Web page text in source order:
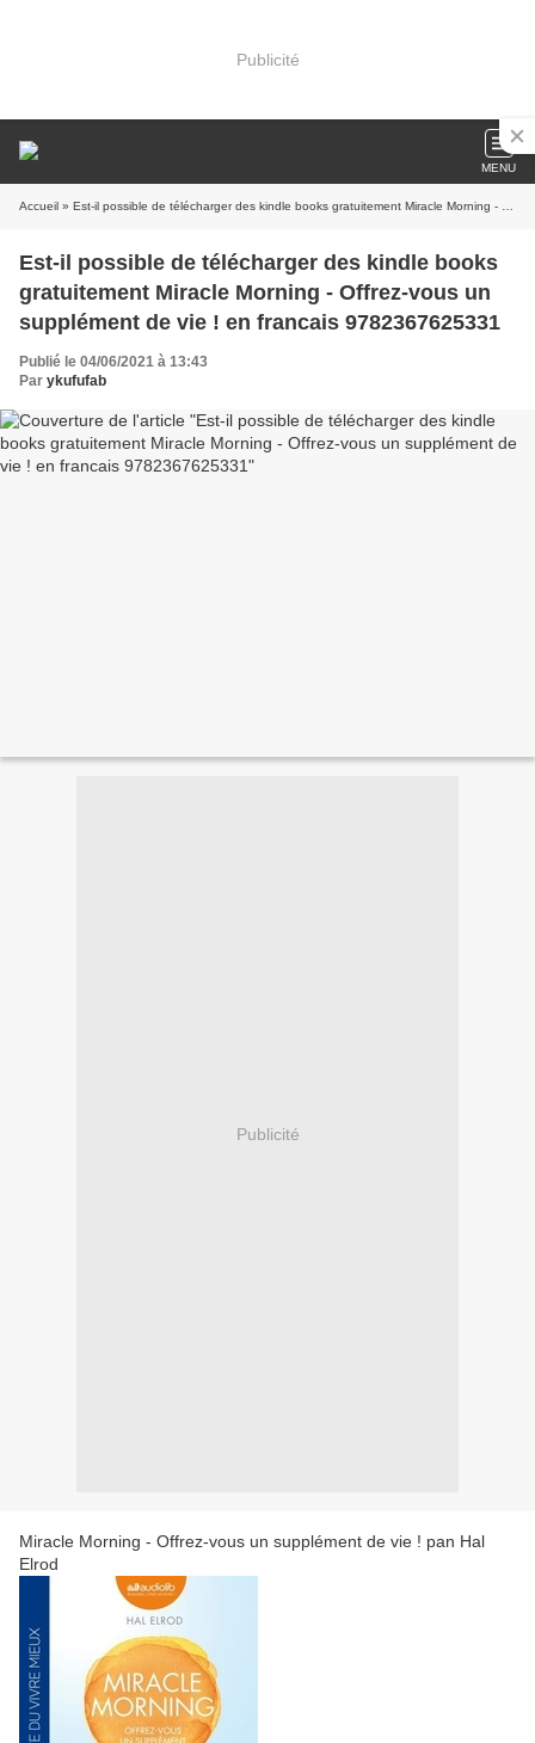
Publicité
MENU
Accueil » Est-il possible de télécharger des kindle books gratuitement Miracle Morning - Offrez-vous un supplément de vie ! en francais 9782367625331
Est-il possible de télécharger des kindle books
gratuitement Miracle Morning - Offrez-vous un
supplément de vie ! en francais 9782367625331
Publié le 04/06/2021 à 13:43
Par ykufufab
Publicité
Miracle Morning - Offrez-vous un supplément de vie ! pan Hal
Elrod